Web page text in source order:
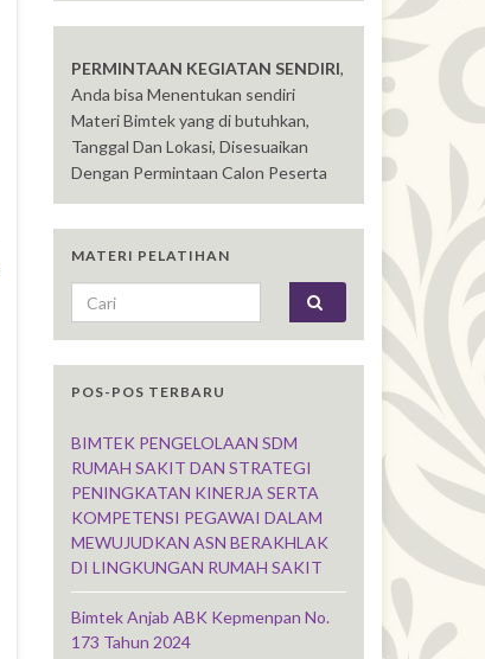
PERMINTAAN KEGIATAN SENDIRI,
Anda bisa Menentukan sendiri
Materi Bimtek yang di butuhkan,
Tanggal Dan Lokasi, Disesuaikan
Dengan Permintaan Calon Peserta
MATERI PELATIHAN
Search for:
POS-POS TERBARU
BIMTEK PENGELOLAAN SDM
RUMAH SAKIT DAN STRATEGI
PENINGKATAN KINERJA SERTA
KOMPETENSI PEGAWAI DALAM
MEWUJUDKAN ASN BERAKHLAK
DI LINGKUNGAN RUMAH SAKIT
Bimtek Anjab ABK Kepmenpan No.
173 Tahun 2024